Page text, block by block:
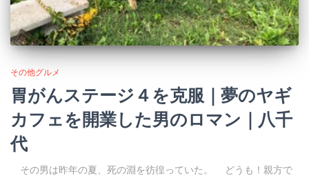
その他グルメ
胃がんステージ４を克服｜夢のヤギ
カフェを開業した男のロマン｜八千
代
その男は昨年の夏、死の淵を彷徨っていた。 どうも！親方で